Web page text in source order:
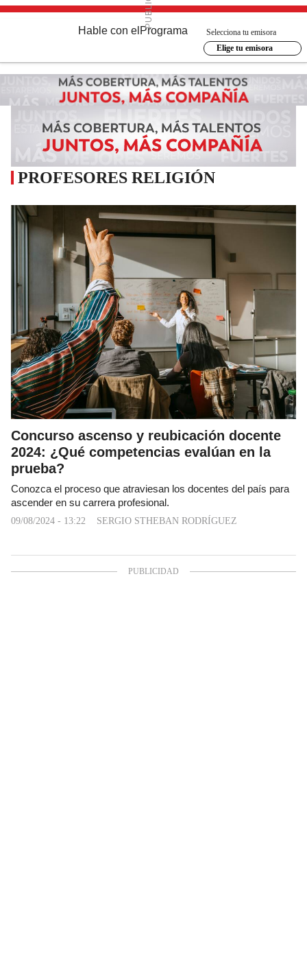
Hable con el Programa
Selecciona tu emisora
Elige tu emisora
PROFESORES RELIGIÓN
Concurso ascenso y reubicación docente
2024: ¿Qué competencias evalúan en la
prueba?
Conozca el proceso que atraviesan los docentes del país para
ascender en su carrera profesional.
09/08/2024 - 13:22 SERGIO STHEBAN RODRÍGUEZ